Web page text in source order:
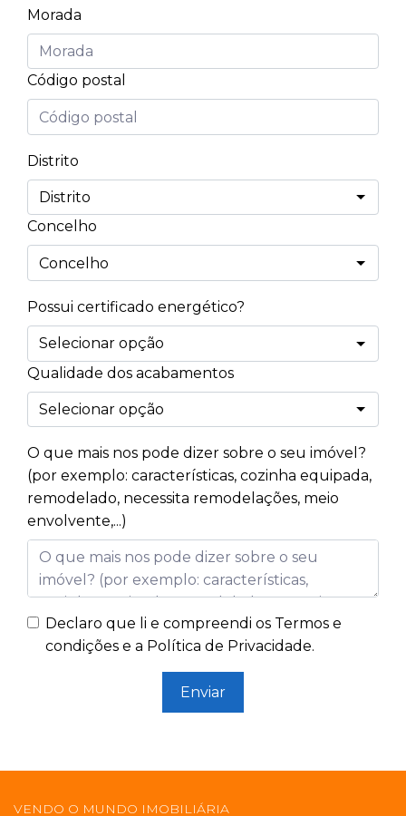
Morada
Código postal
Distrito
Concelho
Possui certificado energético?
Qualidade dos acabamentos
O que mais nos pode dizer sobre o seu imóvel?
(por exemplo: características, cozinha equipada,
remodelado, necessita remodelações, meio
envolvente,...)
Declaro que li e compreendi os Termos e
condições e a Política de Privacidade.
Enviar
VENDO O MUNDO IMOBILIÁRIA